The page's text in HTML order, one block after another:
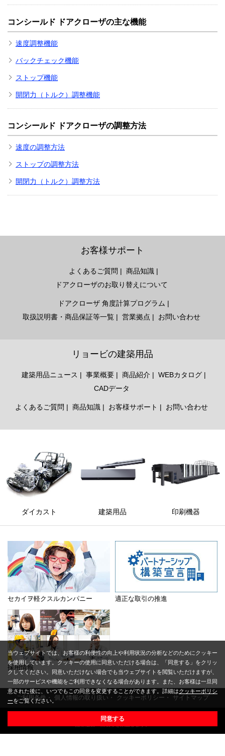
当ウェブサイトでは、お客様の利便性の向上や利用状況の分析などのためにクッキー
を使用しています。クッキーの使用に同意いただける場合は、「同意する」をクリッ
クしてください。同意いただけない場合でも当ウェブサイトを閲覧いただけますが、
一部のサービスや機能をご利用できなくなる場合があります。また、お客様は一旦同
意された後に、いつでもこの同意を変更することができます。詳細はクッキーポリシ
ーをご覧ください。
同意する
コンシールド ドアクローザの主な機能
速度調整機能
バックチェック機能
ストップ機能
開閉力（トルク）調整機能
コンシールド ドアクローザの調整方法
速度の調整方法
ストップの調整方法
開閉力（トルク）調整方法
お客様サポート
よくあるご質問
商品知識
ドアクローザのお取り替えについて
ドアクローザ 角度計算プログラム
取扱説明書・商品保証等一覧
営業拠点 お問い合わせ
リョービの建築用品
建築用品ニュース 事業概要 商品紹介
WEBカタログ
CADデータ
よくあるご質問 商品知識 お客様サポート お問い合わせ
ダイカスト 建築用品 印刷機器
セカイヲ軽クスルカンパニー 適正な取引の推進
採用情報
ご利用条件 個人情報の取り扱い クッキーポリシー サイトマップ
Copyright © 2017 Ryobi Limited. All Rights Reserved.